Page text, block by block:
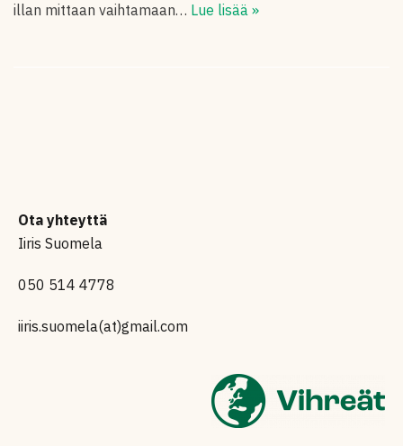
illan mittaan vaihtamaan… Lue lisää »
Ota yhteyttä
Iiris Suomela
050 514 4778
iiris.suomela(at)gmail.com